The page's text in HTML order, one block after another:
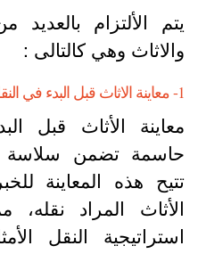
الألتزام
وهي كالتالى :
الأثاث قبل
تضمن سلاسة
هذه المعاينة
المراد نقله،
النقل